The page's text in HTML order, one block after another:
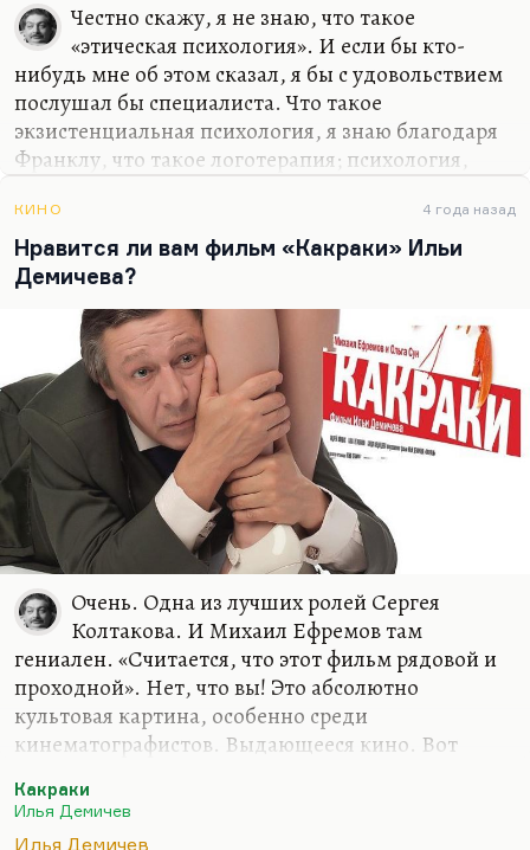
Честно скажу, я не знаю, что такое
«этическая психология». И если бы кто-
нибудь мне об этом сказал, я бы с удовольствием
послушал бы специалиста. Что такое
экзистенциальная психология, я знаю благодаря
Франклу, что такое логотерапия; психология,
более-менее понятно. Но что такое этическая
психология, для меня темна вода. Расскажите.
Этика действительно меньше всего интересует
современных школьников. Я люблю цитировать
эту фразу одного школьника в «Сечении»: мы
говорили о том, что Дуня и Соня в «Преступлении
и наказании» — проекция души и совести
Раскольникова, и один мальчик сказал:
«Неслучайно Соня сделана проституткой — с
совестью всегда…
КИНО 4 года назад
Нравится ли вам фильм «Какраки» Ильи
Демичева?
Очень. Одна из лучших ролей Сергея
Колтакова. И Михаил Ефремов там
гениален. «Считается, что этот фильм рядовой и
проходной». Нет, что вы! Это абсолютно
культовая картина, особенно среди
кинематографистов. Выдающееся кино. Вот
Вот, кстати, Коля Стоцкий написал мне письмо
(Николай Стоцкий, тоже любимый артист), что
Какраки
Илья Демичев
Илья Демичев